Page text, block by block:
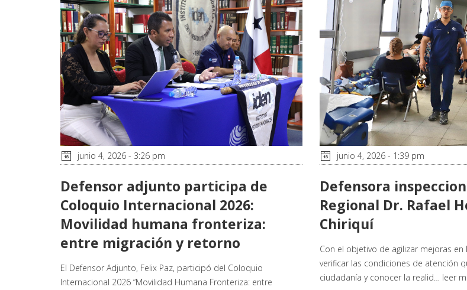
junio 4, 2026 - 3:26 pm
Defensor adjunto participa de
Coloquio Internacional 2026:
Movilidad humana fronteriza:
entre migración y retorno
El Defensor Adjunto, Felix Paz, participó del Coloquio
Internacional 2026 “Movilidad Humana Fronteriza: entre
junio 4, 2026 - 1:39 pm
Defensora
Regional Dr. Rafael
Chiriquí
Con el objetivo de agilizar mejoras en
verificar las condiciones de atención
ciudadanía y conocer la realid… leer